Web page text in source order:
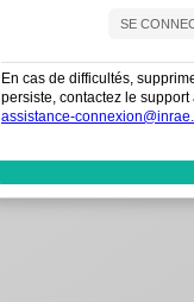
En cas de difficultés,
persiste, contactez le
assistance-